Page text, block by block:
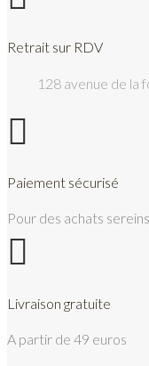
Retrait sur RDV
128 avenue de la

Paiement sécurisé
Pour des achats sereins

Livraison gratuite
A partir de 49 euros